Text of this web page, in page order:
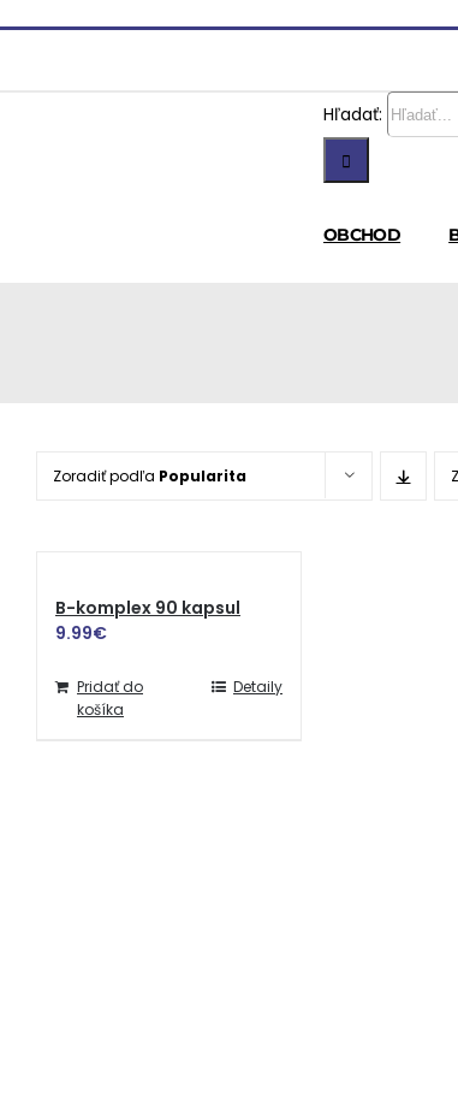
Hľadať:
OBCHOD
Zoradiť podľa Popularita
B-komplex 90 kapsul
9.99€
Pridať do
košíka
Detaily